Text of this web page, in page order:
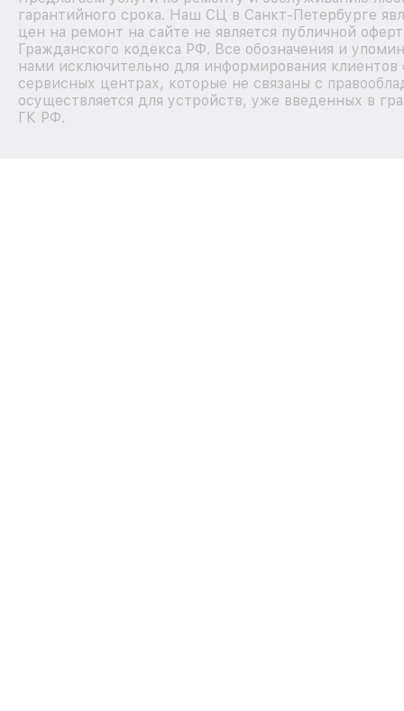
гарантийного срока. Наш СЦ в Санкт-Петербурге
цен на ремонт на сайте не является публичной
Гражданского кодекса РФ. Все обозначения и
нами исключительно для информирования
сервисных центрах, которые не связаны с
осуществляется для устройств, уже введенных в
ГК РФ.